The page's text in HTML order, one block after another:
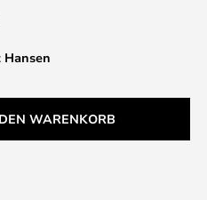
WARENKORB